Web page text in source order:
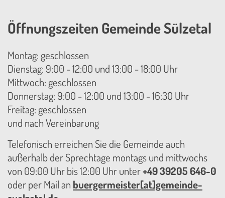
Öffnungszeiten Gemeinde Sülzetal
Montag: geschlossen
Dienstag: 9:00 - 12:00 und 13:00 - 18:00 Uhr
Mittwoch: geschlossen
Donnerstag: 9:00 - 12:00 und 13:00 - 16:30 Uhr
Freitag: geschlossen
und nach Vereinbarung
Telefonisch erreichen Sie die Gemeinde auch
außerhalb der Sprechtage montags und mittwochs
von 09:00 Uhr bis 12:00 Uhr unter+49 39205 646-0
oder per Mail an buergermeister[at]gemeinde-